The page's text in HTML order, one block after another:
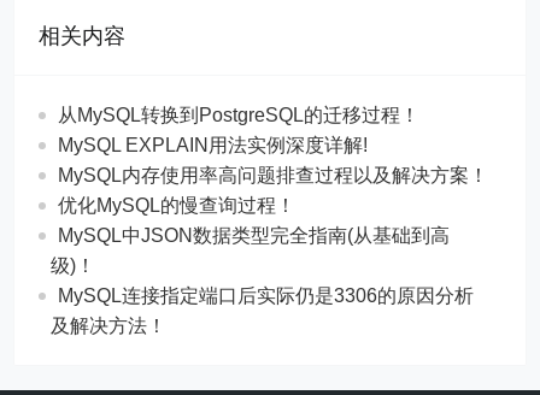
相关内容
从MySQL转换到PostgreSQL的迁移过程！
MySQL EXPLAIN用法实例深度详解!
MySQL内存使用率高问题排查过程以及解决方案！
优化MySQL的慢查询过程！
MySQL中JSON数据类型完全指南(从基础到高
级)！
MySQL连接指定端口后实际仍是3306的原因分析
及解决方法！